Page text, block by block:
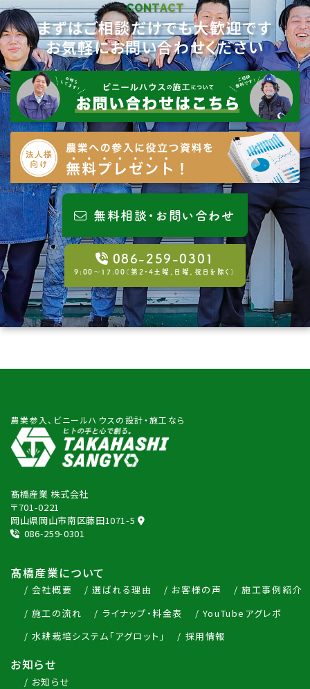
CONTACT
まずはご相談だけでも大歓迎です
お気軽にお問い合わせください
無料相談・お問い合わせ
086-259-0301
9:00〜17:00（第2・4土曜、日曜、祝日を除く）
農業参入、ビニールハウスの設計・施工なら
髙橋産業 株式会社
〒701-0221
岡山県岡山市南区藤田1071-5
086-259-0301
髙橋産業について
会社概要 選ばれる理由 お客様の声
施工事例紹介
施工の流れ
ライナップ・料金表
YouTubeアグレボ
水耕栽培システム「アグロット」
採用情報
お知らせ
お知らせ